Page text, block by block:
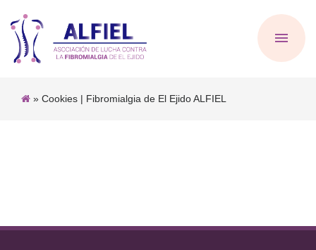
» Cookies | Fibromialgia de El Ejido ALFIEL